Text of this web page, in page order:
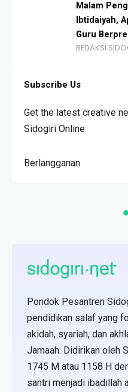
Malam
Ibtidaiyah,
Guru
REDAKSI
Subscribe Us
Get the latest creative
Sidogiri Online
Berlangganan
Pondok Pesantren
pendidikan salaf yang
akidah, syariah, dan
Jamaah. Didirikan oleh
1745 M atau 1158 H
santri menjadi ibadillah